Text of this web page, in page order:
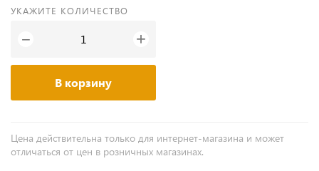
УКАЖИТЕ КОЛИЧЕСТВО
− +
В корзину
Цена действительна только для интернет-магазина и может
отличаться от цен в розничных магазинах.